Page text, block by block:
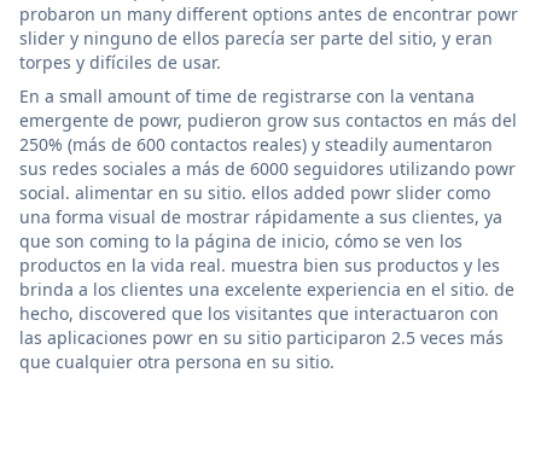
probaron un many different options antes de encontrar powr
slider y ninguno de ellos parecía ser parte del sitio, y eran
torpes y difíciles de usar.
En a small amount of time de registrarse con la ventana
emergente de powr, pudieron grow sus contactos en más del
250% (más de 600 contactos reales) y steadily aumentaron
sus redes sociales a más de 6000 seguidores utilizando powr
social. alimentar en su sitio. ellos added powr slider como
una forma visual de mostrar rápidamente a sus clientes, ya
que son coming to la página de inicio, cómo se ven los
productos en la vida real. muestra bien sus productos y les
brinda a los clientes una excelente experiencia en el sitio. de
hecho, discovered que los visitantes que interactuaron con
las aplicaciones powr en su sitio participaron 2.5 veces más
que cualquier otra persona en su sitio.